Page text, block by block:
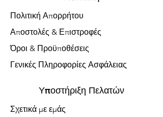
Πολιτική Απορρήτου
Αποστολές & Επιστροφές
Όροι & Προϋποθέσεις
Γενικές Πληροφορίες Ασφάλειας
Υποστήριξη Πελατών
Σχετικά με εμάς